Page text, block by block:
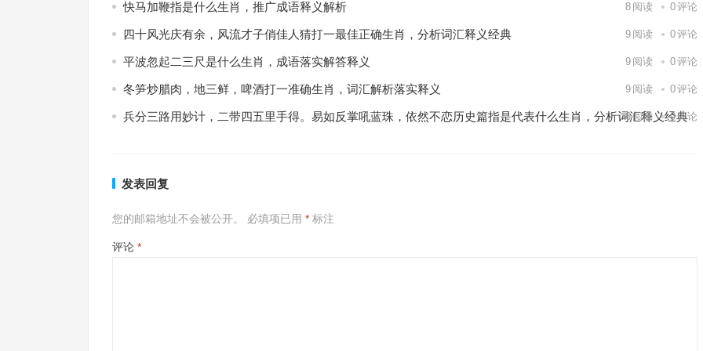
快马加鞭指是什么生肖，推广成语释义解析 8 阅读 0评论
四十风光庆有余，风流才子俏佳人猜打一最佳正确生肖，分析词汇释义经典 9 阅读 0评论
平波忽起二三尺是什么生肖，成语落实解答释义 9 阅读 0评论
冬笋炒腊肉，地三鲜，啤酒打一准确生肖，词汇解析落实释义 9 阅读 0评论
兵分三路用妙计，二带四五里手得。易如反掌吼蓝珠，依然不恋历史篇指是代表什么生肖，分析词汇释义经典
6 阅读 0评论
发表回复
您的邮箱地址不会被公开。 必填项已用 * 标注
评论 *